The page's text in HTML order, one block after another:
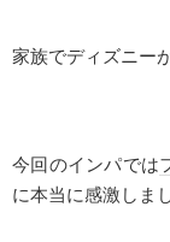
家族でディズニー
今回のインパでは
に本当に感激しま